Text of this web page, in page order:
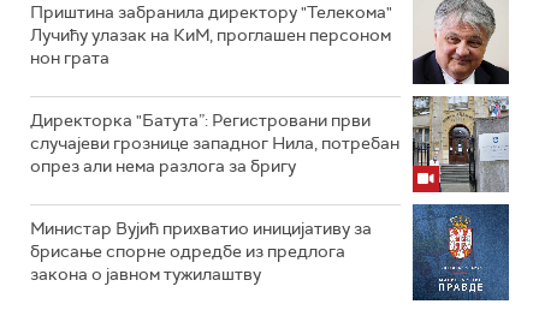
Приштина забранила директору "Телекома"
Лучићу улазак на КиМ, проглашен персоном
нон грата
Директорка "Батута”: Регистровани први
случајеви грознице западног Нила, потребан
опрез али нема разлога за бригу
Министар Вујић прихватио иницијативу за
брисање спорне одредбе из предлога
закона o јавном тужилаштву